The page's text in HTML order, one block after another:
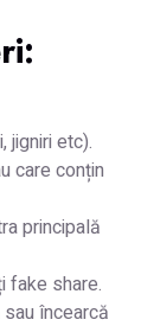
jigniri etc).
care conțin
principală
fake share.
încearcă